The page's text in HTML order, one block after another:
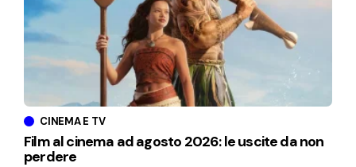
CINEMA E TV
Film al cinema ad agosto 2026: le uscite da non
perdere